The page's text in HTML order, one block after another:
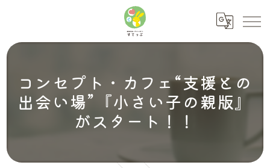
コンセプト・カフェ“支援との
出会い場”『小さい子の親版』
がスタート！！